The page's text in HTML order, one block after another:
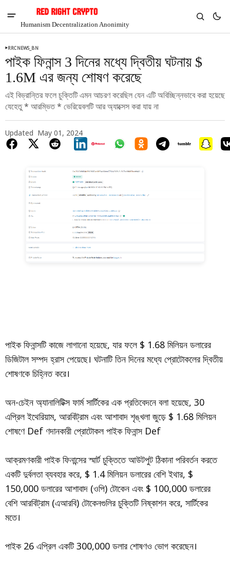
Humanism Decentralization Anonimity
$1.29
RRCNEWS_BN
পাইক ফিনান্স 3 দিনের মধ্যে দ্বিতীয় ঘটনায় $
1.6M এর জন্য শোষণ করেছে
এই বিভ্রান্তির ফলে চুক্তিটি এমন আচরণ করেছিল যেন এটি অবিচ্ছিন্নভাবে করা হয়েছে
যেহেতু * আরম্ভিত * ভেরিয়েবলটি আর অ্যাক্সেস করা যায় না
Updated May 01, 2024
পাইক ফিনান্সটি কাজে লাগানো হয়েছে, যার ফলে $ 1.68 মিলিয়ন ডলারের
ডিজিটাল সম্পদ হ্রাস পেয়েছে। ঘটনাটি তিন দিনের মধ্যে প্রোটোকলের দ্বিতীয়
শোষণকে চিহ্নিত করে।
অন-চেইন অ্যানালিটিক্স ফার্ম সার্টিকের এক প্রতিবেদনে বলা হয়েছে, 30
এপ্রিল ইথেরিয়াম, আরবিট্রাম এবং আশাবাদ শৃঙ্খলা জুড়ে $ 1.68 মিলিয়ন
শোষণে Def ণদানকারী প্রোটোকল পাইক ফিনান্স Def
আক্রমণকারী পাইক ফিনান্সের স্মার্ট চুক্তিতে আউটপুট ঠিকানা পরিবর্তন করতে
একটি দুর্বলতা ব্যবহার করে, $ 1.4 মিলিয়ন ডলারের বেশি ইথার, $
150,000 ডলারের আশাবাদ (ওপি) টোকেন এবং $ 100,000 ডলারের
বেশি আরবিট্রাম (এআরবি) টোকেনগুলির চুক্তিটি নিষ্কাশন করে, সার্টিকের
মতে।
পাইক 26 এপ্রিল একটি 300,000 ডলার শোষণও ভোগ করেছেন।